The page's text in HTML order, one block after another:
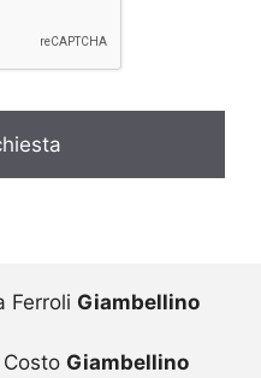
Ferroli Giambellino
Giambellino